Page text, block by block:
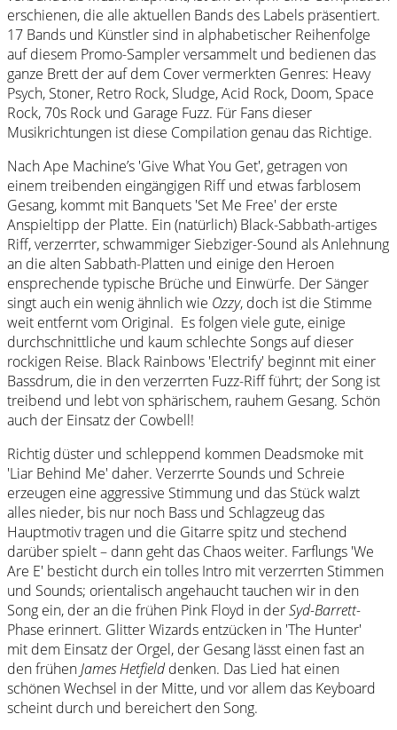
erschienen, die alle aktuellen Bands des Labels präsentiert.
17 Bands und Künstler sind in alphabetischer Reihenfolge
auf diesem Promo-Sampler versammelt und bedienen das
ganze Brett der auf dem Cover vermerkten Genres: Heavy
Psych, Stoner, Retro Rock, Sludge, Acid Rock, Doom, Space
Rock, 70s Rock und Garage Fuzz. Für Fans dieser
Musikrichtungen ist diese Compilation genau das Richtige.
Nach Ape Machine’s 'Give What You Get', getragen von
einem treibenden eingängigen Riff und etwas farblosem
Gesang, kommt mit Banquets 'Set Me Free' der erste
Anspieltipp der Platte. Ein (natürlich) Black-Sabbath-artiges
Riff, verzerrter, schwammiger Siebziger-Sound als Anlehnung
an die alten Sabbath-Platten und einige den Heroen
ensprechende typische Brüche und Einwürfe. Der Sänger
singt auch ein wenig ähnlich wie Ozzy, doch ist die Stimme
weit entfernt vom Original. Es folgen viele gute, einige
durchschnittliche und kaum schlechte Songs auf dieser
rockigen Reise. Black Rainbows 'Electrify' beginnt mit einer
Bassdrum, die in den verzerrten Fuzz-Riff führt; der Song ist
treibend und lebt von sphärischem, rauhem Gesang. Schön
auch der Einsatz der Cowbell!
Richtig düster und schleppend kommen Deadsmoke mit
'Liar Behind Me' daher. Verzerrte Sounds und Schreie
erzeugen eine aggressive Stimmung und das Stück walzt
alles nieder, bis nur noch Bass und Schlagzeug das
Hauptmotiv tragen und die Gitarre spitz und stechend
darüber spielt – dann geht das Chaos weiter. Farflungs 'We
Are E' besticht durch ein tolles Intro mit verzerrten Stimmen
und Sounds; orientalisch angehaucht tauchen wir in den
Song ein, der an die frühen Pink Floyd in derSyd-Barrett-
Phase erinnert. Glitter Wizards entzücken in 'The Hunter'
mit dem Einsatz der Orgel, der Gesang lässt einen fast an
den frühenJames Hetfielddenken. Das Lied hat einen
schönen Wechsel in der Mitte, und vor allem das Keyboard
scheint durch und bereichert den Song.